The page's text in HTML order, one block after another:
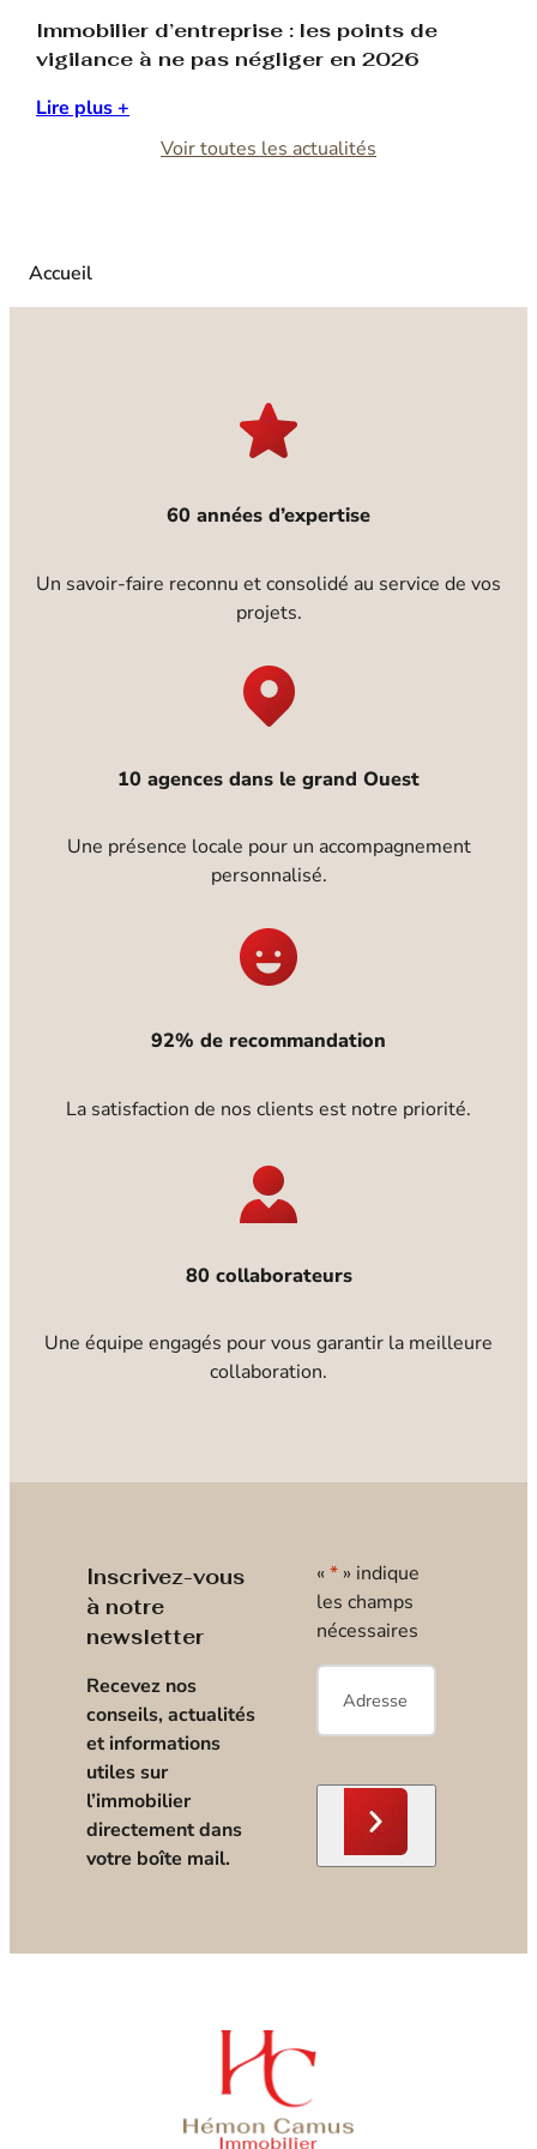
bénéficier d’un interlocuteur unique pour la gestion, la
valorisation et la sécurisation de leur patrimoine
immobilier.
Des activités récurrentes et un portefeuille solide
stabilité et pérennité.
Immobilier d’entreprise : les points de
vigilance à ne pas négliger en 2026
Lire plus +
Voir toutes les actualités
Accueil
60 années d’expertise
Un savoir-faire reconnu et consolidé au service de vos
projets.
10 agences dans le grand Ouest
Une présence locale pour un accompagnement
personnalisé.
92% de recommandation
La satisfaction de nos clients est notre priorité.
80 collaborateurs
Une équipe engagés pour vous garantir la meilleure
collaboration.
Inscrivez-vous
à notre
newsletter
Recevez nos
conseils, actualités
et informations
utiles sur
l’immobilier
directement dans
votre boîte mail.
« * » indique
les champs
nécessaires
E-
mail*